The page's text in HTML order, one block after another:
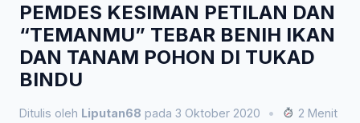
PEMDES KESIMAN PETILAN DAN
“TEMANMU” TEBAR BENIH IKAN
DAN TANAM POHON DI TUKAD
BINDU
Ditulis oleh Liputan68 pada 3 Oktober 2020 •
2 Menit